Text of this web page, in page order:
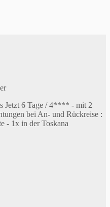
Jetzt 6 Tage / 4**** - mit 2
bei An- und Rückreise :
- 1x in der Toskana